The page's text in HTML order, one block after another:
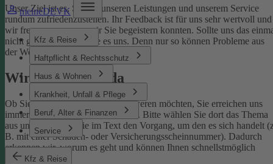
meineDEVK
Kfz & Reise
Haftpflicht & Rechtsschutz
Haus & Wohnen
Krankheit, Unfall & Pflege
Beruf, Alter & Finanzen
Service
Kfz & Reise
Unser Ziel ist es, Sie mit unseren Leistungen und unserem Service
rundum zufriedenzustellen. Ihr Feedback ist für uns sehr wertvoll und
wir freuen uns, wenn wir Sie begeistern konnten. Sollte uns das
nicht gelingen, sagen Sie es uns. Denn nur so können Probleme aus
der Welt geschafft werden.
Wir sind für Sie da
Ob Sie uns loben oder sich beschweren möchten, Sie erreichen uns
immer über unser Kontaktformular
. Bitte wählen Sie dort das Thema
aus und benennen Sie im Text den Vorgang, um den es sich handelt
B. mit einer Schaden- oder Versicherungsscheinnummer). Dadurch
erkennen wir, worum es geht und können Ihnen schnellstmöglich
weiterhelfen.